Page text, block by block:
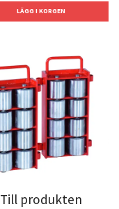
Till produkten